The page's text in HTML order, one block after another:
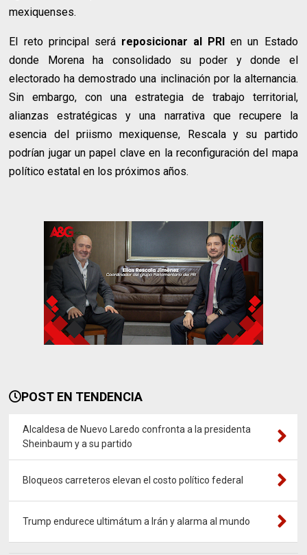
mexiquenses.
El reto principal será reposicionar al PRI en un Estado
donde Morena ha consolidado su poder y donde el
electorado ha demostrado una inclinación por la alternancia.
Sin embargo, con una estrategia de trabajo territorial,
alianzas estratégicas y una narrativa que recupere la
esencia del priismo mexiquense, Rescala y su partido
podrían jugar un papel clave en la reconfiguración del mapa
político estatal en los próximos años.
POST EN TENDENCIA
Alcaldesa de Nuevo Laredo confronta a la presidenta
Sheinbaum y a su partido
Bloqueos carreteros elevan el costo político federal
Trump endurece ultimátum a Irán y alarma al mundo